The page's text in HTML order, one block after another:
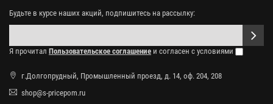
Будьте в курсе наших акций, подпишитесь на рассылку:
Я прочитал Пользовательское соглашение и согласен с условиями
г.Долгопрудный, Промышленный проезд, д. 14, оф. 204, 208
shop@s-pricepom.ru